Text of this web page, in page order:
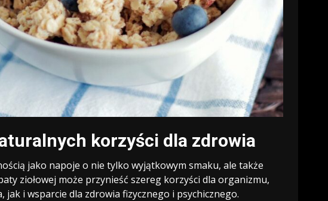
korzyści dla zdrowia
jako napoje o nie tylko wyjątkowym smaku, ale także
ziołowej może przynieść szereg korzyści dla organizmu,
i wsparcie dla zdrowia fizycznego i psychicznego.